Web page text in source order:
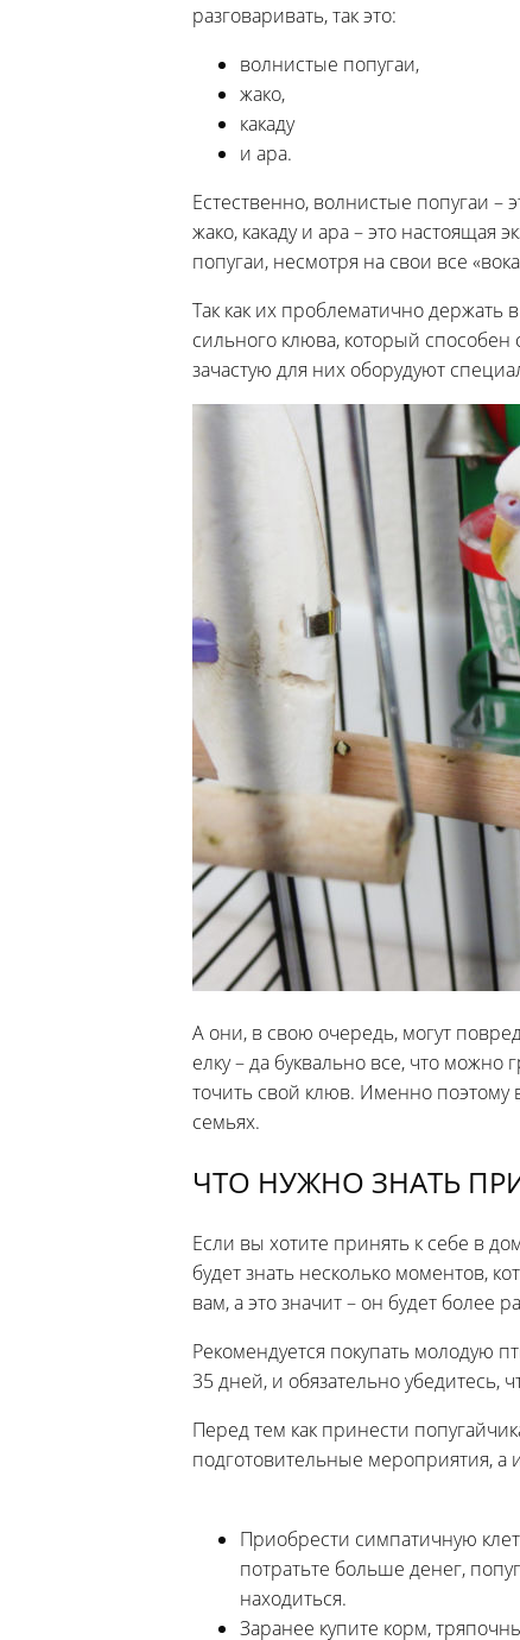
разговаривать, так это:
волнистые попугаи,
жако,
какаду
и ара.
Естественно, волнистые попугаи
жако, какаду и ара – это настоящая
попугаи, несмотря на свои все
Так как их проблематично держать
сильного клюва, который способен
зачастую для них оборудуют
А они, в свою очередь, могут
елку – да буквально все, что можно
точить свой клюв. Именно
семьях.
ЧТО НУЖНО ЗНАТЬ
Если вы хотите принять к себе в
будет знать несколько моментов,
вам, а это значит – он будет более
Рекомендуется покупать молодую
35 дней, и обязательно убедитесь,
Перед тем как принести
подготовительные мероприятия, а
Приобрести симпатичную
потратьте больше денег,
находиться.
Заранее купите корм,